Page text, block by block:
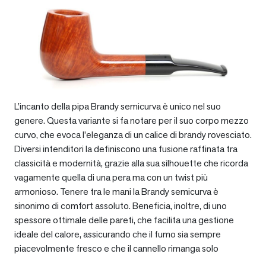
L’incanto della pipa Brandy semicurva è unico nel suo
genere. Questa variante si fa notare per il suo corpo mezzo
curvo, che evoca l’eleganza di un calice di brandy rovesciato.
Diversi intenditori la definiscono una fusione raffinata tra
classicità e modernità, grazie alla sua silhouette che ricorda
vagamente quella di una pera ma con un twist più
armonioso. Tenere tra le mani la Brandy semicurva è
sinonimo di comfort assoluto. Beneficia, inoltre, di uno
spessore ottimale delle pareti, che facilita una gestione
ideale del calore, assicurando che il fumo sia sempre
piacevolmente fresco e che il cannello rimanga solo